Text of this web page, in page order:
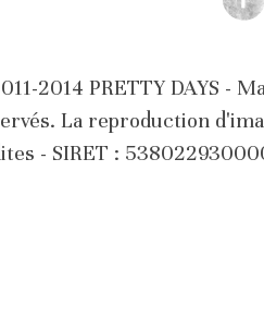
2014 PRETTY DAYS -
La reproduction
- SIRET :